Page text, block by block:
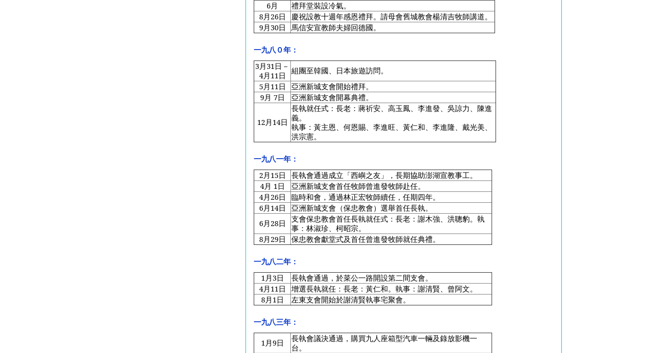
6月
禮拜堂裝設冷氣。
8月26日
慶祝設教十週年感恩禮拜。請母會舊城教會楊清吉牧師講道。
9月30日 馬信安宣教師夫婦回德國。
一九八０年：
3月31日－
4月11日
組團至韓國、日本旅遊訪問。
5月11日
亞洲新城支會開始禮拜。
9月 7日 亞洲新城支會開幕典禮。
12月14日
長執就任式：長老：蔣祈安、高玉鳳、李進發、吳諒力、陳進
義。
執事：黃主恩、何恩賜、李進旺、黃仁和、李進隆、戴光美、
洪宗憲。
一九八一年：
2月15日
長執會通過成立「西嶼之友」，長期協助澎湖宣教事工。
4月 1日
亞洲新城支會首任牧師曾進發牧師赴任。
4月26日
臨時和會，通過林正宏牧師續任，任期四年。
6月14日
亞洲新城支會（保忠教會）選舉首任長執。
6月28日
支會保忠教會首任長執就任式：長老：謝木強、洪聰豹。執
事：林淑珍、柯昭宗。
8月29日 保忠教會獻堂式及首任曾進發牧師就任典禮。
一九八二年：
1月3日
長執會通過，於菜公一路開設第二間支會。
4月11日
增選長執就任：長老：黃仁和。執事：謝清賢、曾阿文。
8月1日 左東支會開始於謝清賢執事宅聚會。
一九八三年：
1月9日
長執會議決通過，購買九人座箱型汽車一輛及錄放影機一
台。